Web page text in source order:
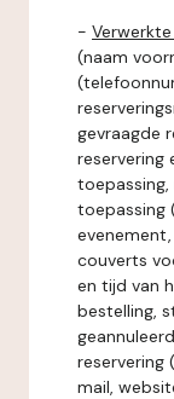
-
(naam
gevraagde
reservering
toepassing,
toepassing
couverts
en tijd van
bestelling,
reservering
mail,